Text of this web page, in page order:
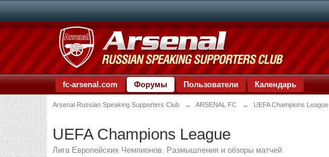
fc-arsenal.com Форумы Пользователи Календарь
Arsenal Russian Speaking Supporters Club → ARSENAL FC → UEFA Champions League
UEFA Champions League
Лига Европейских Чемпионов. Размышления и обзоры матчей